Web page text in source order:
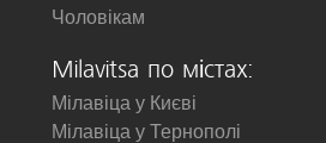
Чоловікам
Milavitsa по містах:
Мілавіца у Києві
Мілавіца у Тернополі